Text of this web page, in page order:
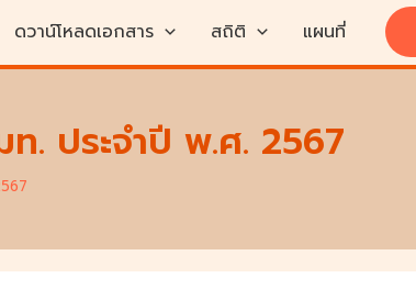
ดวาน์โหลดเอกสาร สถิติ แผนที่
. ประจำปี พ.ศ. 2567